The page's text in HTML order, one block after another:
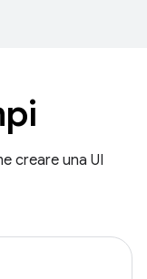
creare una UI